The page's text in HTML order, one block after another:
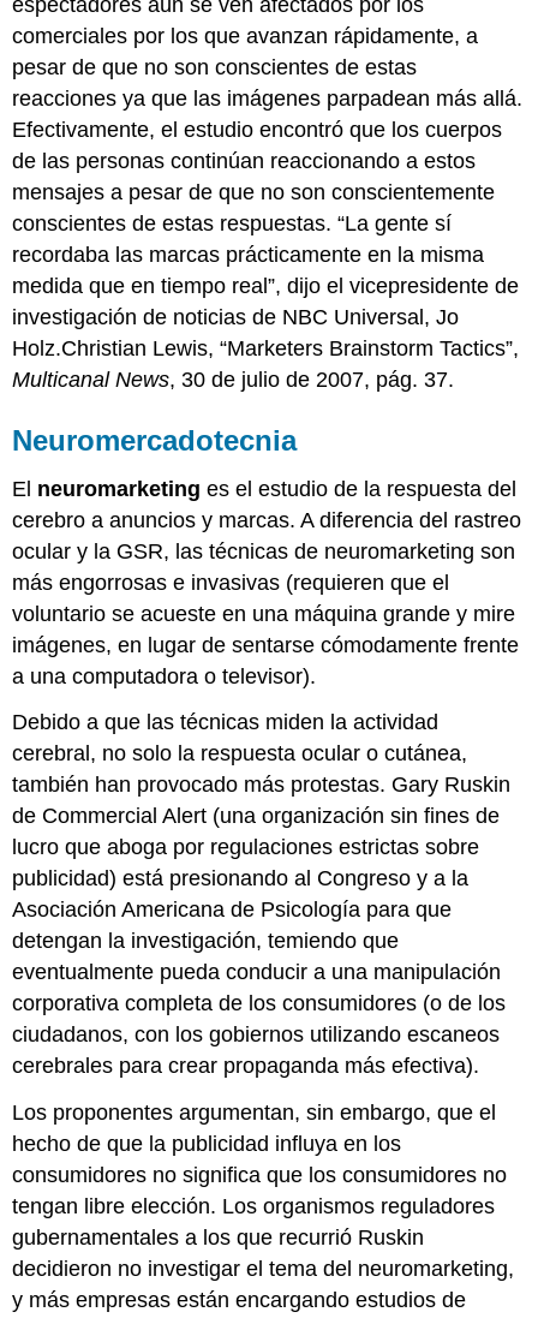
comerciales por los que avanzan rápidamente, a
pesar de que no son conscientes de estas
reacciones ya que las imágenes parpadean más allá.
Efectivamente, el estudio encontró que los cuerpos
de las personas continúan reaccionando a estos
mensajes a pesar de que no son conscientemente
conscientes de estas respuestas. “La gente sí
recordaba las marcas prácticamente en la misma
medida que en tiempo real”, dijo el vicepresidente de
investigación de noticias de NBC Universal, Jo
Holz.Christian Lewis, “Marketers Brainstorm Tactics”,
Multicanal News, 30 de julio de 2007, pág. 37.
Neuromercadotecnia
El neuromarketing es el estudio de la respuesta del
cerebro a anuncios y marcas. A diferencia del rastreo
ocular y la GSR, las técnicas de neuromarketing son
más engorrosas e invasivas (requieren que el
voluntario se acueste en una máquina grande y mire
imágenes, en lugar de sentarse cómodamente frente
a una computadora o televisor).
Debido a que las técnicas miden la actividad
cerebral, no solo la respuesta ocular o cutánea,
también han provocado más protestas. Gary Ruskin
de Commercial Alert (una organización sin fines de
lucro que aboga por regulaciones estrictas sobre
publicidad) está presionando al Congreso y a la
Asociación Americana de Psicología para que
detengan la investigación, temiendo que
eventualmente pueda conducir a una manipulación
corporativa completa de los consumidores (o de los
ciudadanos, con los gobiernos utilizando escaneos
cerebrales para crear propaganda más efectiva).
Los proponentes argumentan, sin embargo, que el
hecho de que la publicidad influya en los
consumidores no significa que los consumidores no
tengan libre elección. Los organismos reguladores
gubernamentales a los que recurrió Ruskin
decidieron no investigar el tema del neuromarketing,
y más empresas están encargando estudios de